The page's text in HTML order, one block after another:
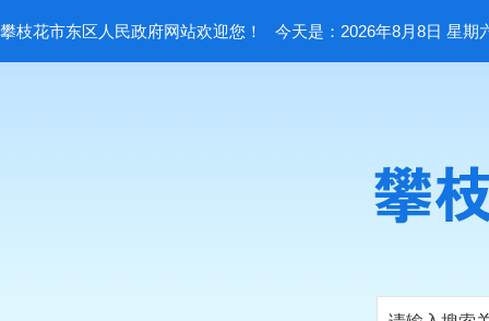
攀枝花市东区人民政府网站欢迎您！ 今天是：2026年8月8日 星期